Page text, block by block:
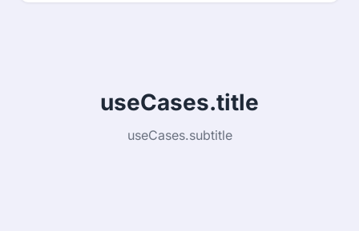
useCases.title
useCases.subtitle